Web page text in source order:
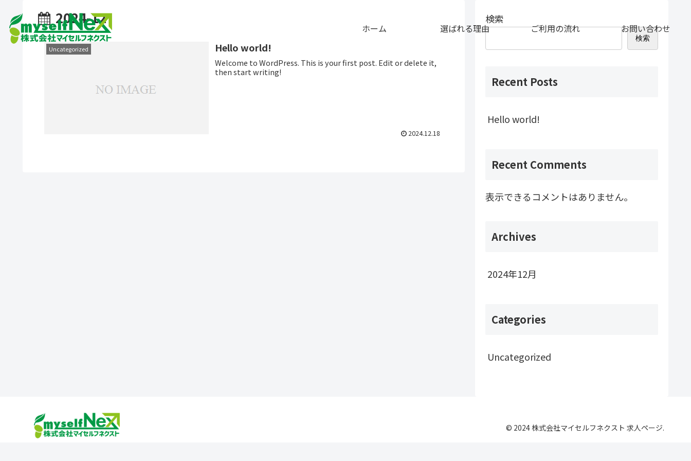
ホーム 選ばれる理由 ご利用の流れ お問い合わせ
2024-12
Uncategorized Hello world!
Welcome to WordPress. This is your first post. Edit or delete it,
then start writing!
2024.12.18
検索
検索
Recent Posts
Hello world!
Recent Comments
表示できるコメントはありません。
Archives
2024年12月
Categories
Uncategorized
© 2024 株式会社マイセルフネクスト 求人ページ.